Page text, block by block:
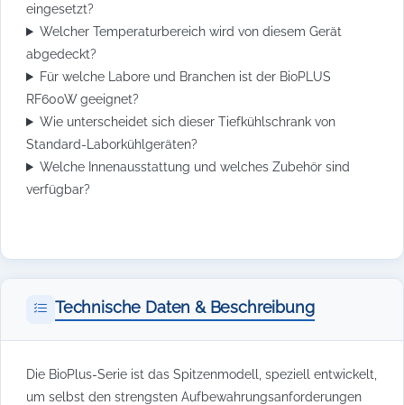
eingesetzt?
Welcher Temperaturbereich wird von diesem Gerät
abgedeckt?
Für welche Labore und Branchen ist der BioPLUS
RF600W geeignet?
Wie unterscheidet sich dieser Tiefkühlschrank von
Standard-Laborkühlgeräten?
Welche Innenausstattung und welches Zubehör sind
verfügbar?
Technische Daten & Beschreibung
Die BioPlus-Serie ist das Spitzenmodell, speziell entwickelt,
um selbst den strengsten Aufbewahrungsanforderungen